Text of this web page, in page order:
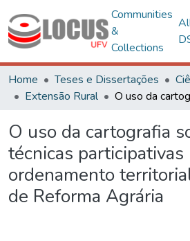
Communities
&
Collections
Home Teses e Dissertações
Extensão Rural
O uso da cartografia
técnicas participativas
ordenamento
de Reforma Agrária